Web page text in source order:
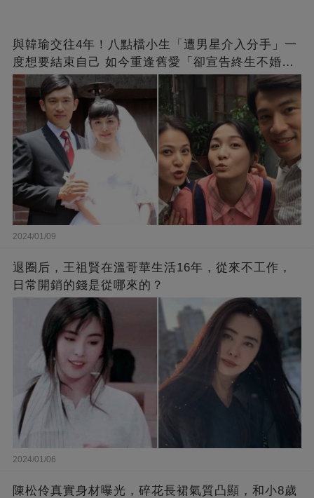
與韓瑜交往4年！八點檔小生「遭男星介入分手」一
度想要結束自己 如今重逢舊愛「卻宣告終生不婚」
原因曝光
2024/01/09
退圈后，王祖賢在溫哥華生活16年，從來不工作，
日常開銷的錢是從哪來的？
2024/01/06
陳松伶真實身材曝光，碎花長裙氣質凸顯，和小8歲